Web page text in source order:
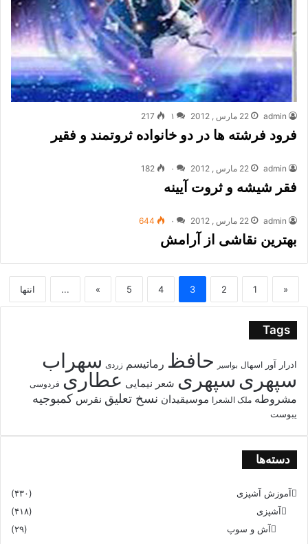
admin 22 مارس , 2012 ۱ 217
فرود فرشته ها در دو خانواده ثروتمند و فقیر
admin 22 مارس , 2012 ۰ 182
فقر شیشه و ثروت آیینه
admin 22 مارس , 2012 ۰ 644
بهترین نقاشی از آرامش
«
1
2
3
4
5
»
... انتها
Tags
ادرار آور اسهال بواسیر حافظ رماتیسم زردی سهراب
سپهری سپهری شعر نیمایی عطاری فردوسی
مشروطه ملک الشعرا موسیقیدان نسخ تعلیق نقرس کمبوجیه
یبوست
دسته‌ها
آموزش آشپزی
(۴۳۰)
آشپزی
(۴۱۸)
آش و سوپ
(۲۹)